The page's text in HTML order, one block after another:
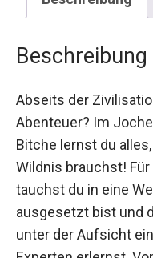
Beschreibung
Abseits der
Abenteuer? Im
Bitche lernst du
der Wildnis brauchst!
Nacht tauchst du in
Elementen
Fähigkeiten unter
Survival-Experten